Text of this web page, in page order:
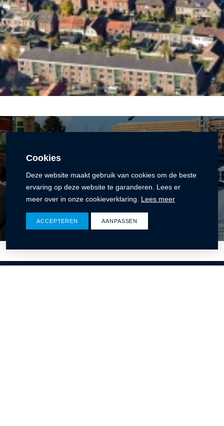
Cookies
Deze website maakt gebruik van cookies om de beste
ervaring op deze website te garanderen. Lees er
meer over in onze cookieverklaring. Lees meer
ACCEPTEREN AANPASSEN